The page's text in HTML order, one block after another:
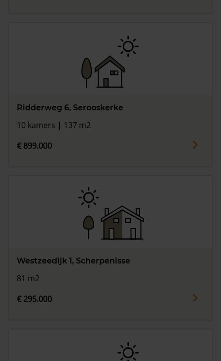
Ridderweg 6, Serooskerke
10 kamers | 137 m2
€ 899.000
Westzeedijk 1, Scherpenisse
81 m2
€ 295.000